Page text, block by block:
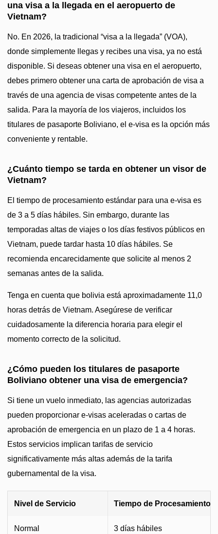
una visa a la llegada en el aeropuerto de
Vietnam?
No. En 2026, la tradicional “visa a la llegada” (VOA),
donde simplemente llegas y recibes una visa, ya no está
disponible. Si deseas obtener una visa en el aeropuerto,
debes primero obtener una carta de aprobación de visa a
través de una agencia de visas competente antes de la
salida. Para la mayoría de los viajeros, incluidos los
titulares de pasaporte Boliviano, el e-visa es la opción más
conveniente y rentable.
¿Cuánto tiempo se tarda en obtener un visor de
Vietnam?
El tiempo de procesamiento estándar para una e-visa es
de 3 a 5 días hábiles. Sin embargo, durante las
temporadas altas de viajes o los días festivos públicos en
Vietnam, puede tardar hasta 10 días hábiles. Se
recomienda encarecidamente que solicite al menos 2
semanas antes de la salida.
Tenga en cuenta que bolivia está aproximadamente 11,0
horas detrás de Vietnam. Asegúrese de verificar
cuidadosamente la diferencia horaria para elegir el
momento correcto de la solicitud.
¿Cómo pueden los titulares de pasaporte
Boliviano obtener una visa de emergencia?
Si tiene un vuelo inmediato, las agencias autorizadas
pueden proporcionar e-visas aceleradas o cartas de
aprobación de emergencia en un plazo de 1 a 4 horas.
Estos servicios implican tarifas de servicio
significativamente más altas además de la tarifa
gubernamental de la visa.
Nivel de Servicio Tiempo de Procesamiento
Normal 3 días hábiles